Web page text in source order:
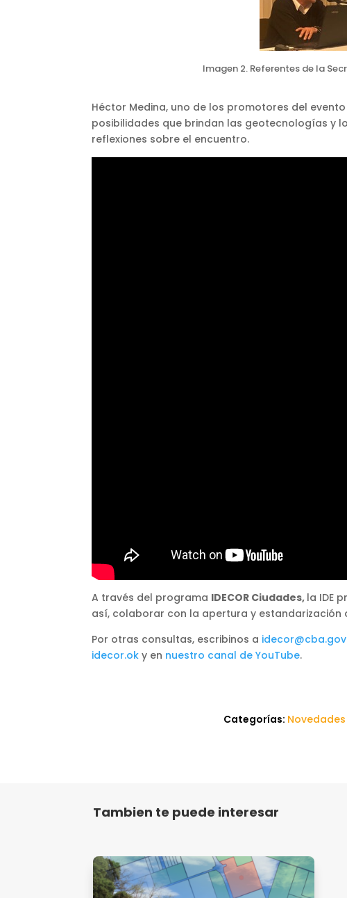
Imagen 2. Referentes de la
Héctor Medina, uno de los promotores del
posibilidades que brindan las geotecnologías y
reflexiones sobre el encuentro.
A través del programa IDECOR Ciudades, la IDE
así, colaborar con la apertura y
Por otras consultas, escribinos a
idecor.ok y en nuestro canal de YouTube.
Categorías: Novedades
Tambien te puede interesar